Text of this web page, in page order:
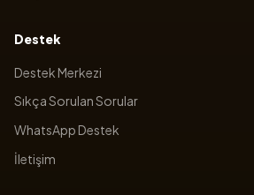
Destek
Destek Merkezi
Sıkça Sorulan Sorular
WhatsApp Destek
İletişim